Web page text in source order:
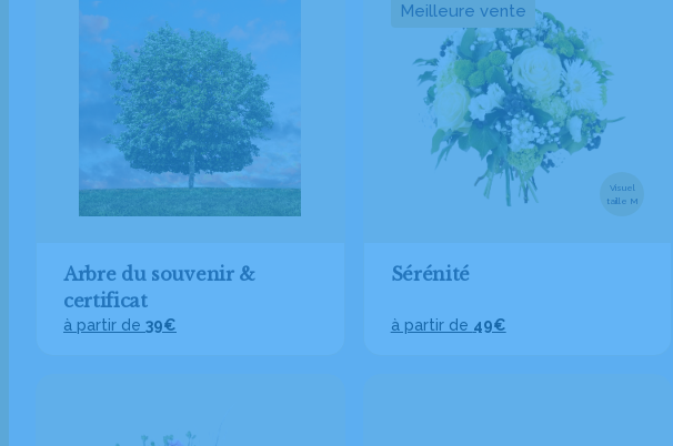
Arbre du souvenir &
certificat
à partir de 39€
Meilleure vente
Visuel
taille M
Sérénité
à partir de 49€